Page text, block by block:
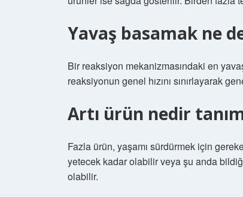
Yavaş basamak ne
Bir reaksiyon mekanizmasındaki en yavaş
reaksiyonun genel hızını sınırlayarak
Artı ürün nedir
Fazla ürün, yaşamı sürdürmek için
yetecek kadar olabilir veya şu anda
olabilir.